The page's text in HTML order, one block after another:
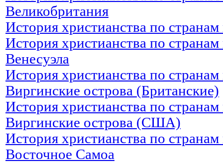
Великобритания
История христианства по
История христианства по
Венесуэла
История христианства по
Виргинские острова (Британские)
История христианства по
Виргинские острова (США)
История христианства по
Восточное Самоа